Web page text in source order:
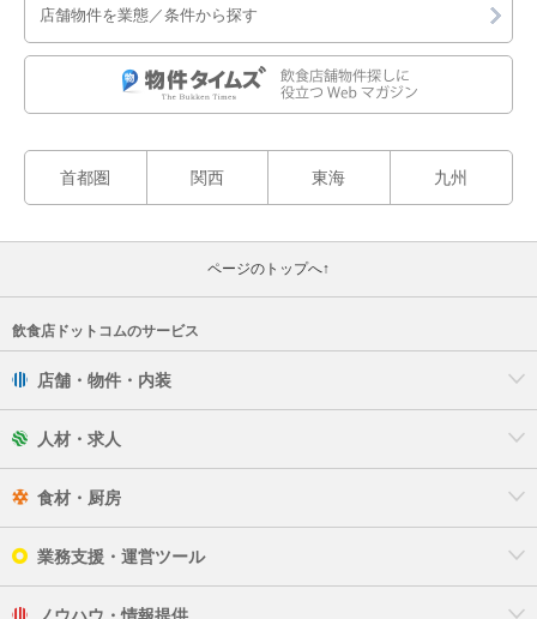
店舗物件を業態／条件から探す
首都圏 関西 東海 九州
ページのトップへ↑
飲食店ドットコムのサービス
店舗・物件・内装
人材・求人
食材・厨房
業務支援・運営ツール
ノウハウ・情報提供